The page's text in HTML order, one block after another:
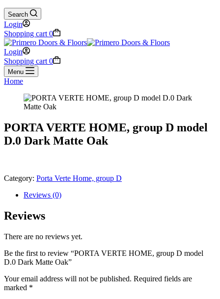
Search
Login
Shopping cart 0
Login
Shopping cart 0
Menu
Home
PORTA VERTE HOME, group D model
D.0 Dark Matte Oak
Category: Porta Verte Home, group D
Reviews (0)
Reviews
There are no reviews yet.
Be the first to review “PORTA VERTE HOME, group D model
D.0 Dark Matte Oak”
Your email address will not be published. Required fields are
marked *